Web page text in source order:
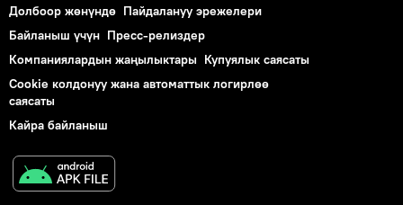
Долбоор жөнүндө Пайдалануу эрежелери
Байланыш үчүн Пресс-релиздер
Компаниялардын жаңылыктары Купуялык саясаты
Cookie колдонуу жана автоматтык логирлөө
саясаты
Кайра байланыш